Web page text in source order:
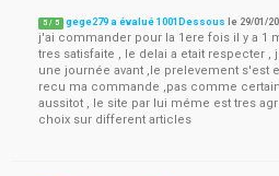
5 / 5 gege279 a évalué 1001Dessous le 29/01/
j'ai commander pour la 1ere fois il y a 1
tres satisfaite , le delai a etait respecter
une journée avant ,le prelevement s'est
recu ma commande ,pas comme
aussitot , le site par lui méme est tres
choix sur different articles